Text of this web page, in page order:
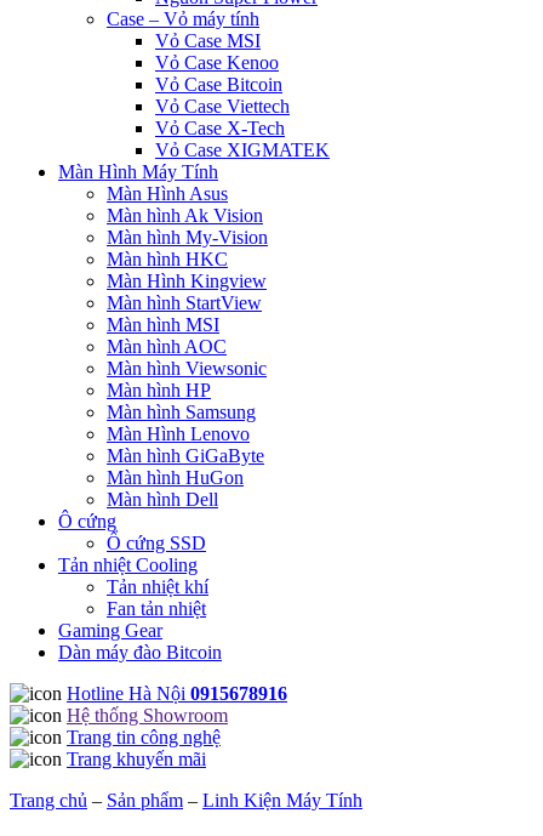
Case – Vỏ máy tính
Vỏ Case MSI
Vỏ Case Kenoo
Vỏ Case Bitcoin
Vỏ Case Viettech
Vỏ Case X-Tech
Vỏ Case XIGMATEK
Màn Hình Máy Tính
Màn Hình Asus
Màn hình Ak Vision
Màn hình My-Vision
Màn hình HKC
Màn Hình Kingview
Màn hình StartView
Màn hình MSI
Màn hình AOC
Màn hình Viewsonic
Màn hình HP
Màn hình Samsung
Màn Hình Lenovo
Màn hình GiGaByte
Màn hình HuGon
Màn hình Dell
Ô cứng
Ổ cứng SSD
Tản nhiệt Cooling
Tản nhiệt khí
Fan tản nhiệt
Gaming Gear
Dàn máy đào Bitcoin
Hotline Hà Nội 0915678916
Hệ thống Showroom
Trang tin công nghệ
Trang khuyến mãi
Trang chủ – Sản phẩm – Linh Kiện Máy Tính